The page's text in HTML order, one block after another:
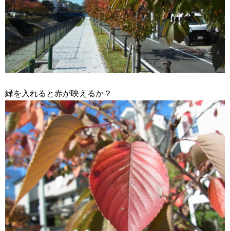
緑を入れると赤が映えるか？